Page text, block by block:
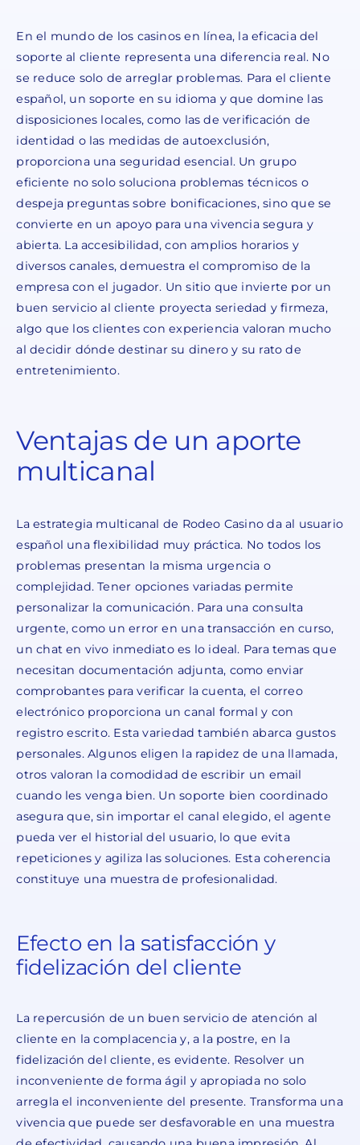
En el mundo de los casinos en línea, la eficacia del
soporte al cliente representa una diferencia real. No
se reduce solo de arreglar problemas. Para el cliente
español, un soporte en su idioma y que domine las
disposiciones locales, como las de verificación de
identidad o las medidas de autoexclusión,
proporciona una seguridad esencial. Un grupo
eficiente no solo soluciona problemas técnicos o
despeja preguntas sobre bonificaciones, sino que se
convierte en un apoyo para una vivencia segura y
abierta. La accesibilidad, con amplios horarios y
diversos canales, demuestra el compromiso de la
empresa con el jugador. Un sitio que invierte por un
buen servicio al cliente proyecta seriedad y firmeza,
algo que los clientes con experiencia valoran mucho
al decidir dónde destinar su dinero y su rato de
entretenimiento.
Ventajas de un aporte
multicanal
La estrategia multicanal de Rodeo Casino da al usuario
español una flexibilidad muy práctica. No todos los
problemas presentan la misma urgencia o
complejidad. Tener opciones variadas permite
personalizar la comunicación. Para una consulta
urgente, como un error en una transacción en curso,
un chat en vivo inmediato es lo ideal. Para temas que
necesitan documentación adjunta, como enviar
comprobantes para verificar la cuenta, el correo
electrónico proporciona un canal formal y con
registro escrito. Esta variedad también abarca gustos
personales. Algunos eligen la rapidez de una llamada,
otros valoran la comodidad de escribir un email
cuando les venga bien. Un soporte bien coordinado
asegura que, sin importar el canal elegido, el agente
pueda ver el historial del usuario, lo que evita
repeticiones y agiliza las soluciones. Esta coherencia
constituye una muestra de profesionalidad.
Efecto en la satisfacción y
fidelización del cliente
La repercusión de un buen servicio de atención al
cliente en la complacencia y, a la postre, en la
fidelización del cliente, es evidente. Resolver un
inconveniente de forma ágil y apropiada no solo
arregla el inconveniente del presente. Transforma una
vivencia que puede ser desfavorable en una muestra